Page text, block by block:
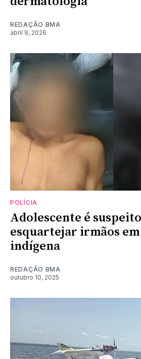
REDAÇÃO BMA
abril 9, 2026
POLÍCIA
Adolescente é
esquartejar irmãos
indígena
REDAÇÃO BMA
outubro 10, 2025